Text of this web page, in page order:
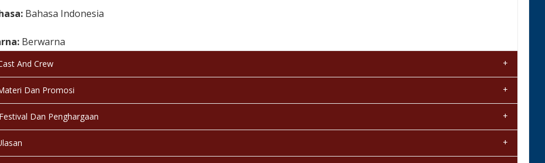
Bahasa Indonesia
Berwarna
Selesai / Rilis
And Crew
Dan Promosi
Festival Dan Penghargaan